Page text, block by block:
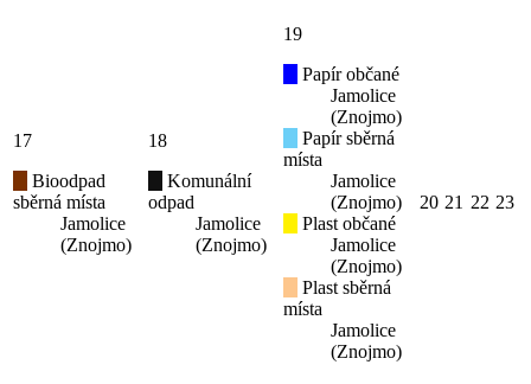
17
Bioodpad
sběrná místa
Jamolice
(Znojmo)
18
Komunální
odpad
Jamolice
(Znojmo)
19
Papír občané
Jamolice
(Znojmo)
Papír sběrná
místa
Jamolice
(Znojmo)
Plast občané
Jamolice
(Znojmo)
Plast sběrná
místa
Jamolice
(Znojmo)
20 21 22 23